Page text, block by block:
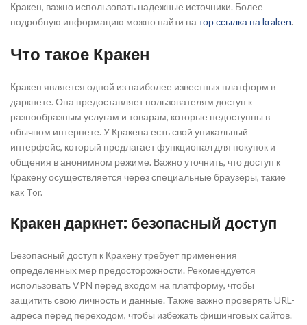
Кракен, важно использовать надежные источники. Более
подробную информацию можно найти на тор ссылка на kraken.
Что такое Кракен
Кракен является одной из наиболее известных платформ в
даркнете. Она предоставляет пользователям доступ к
разнообразным услугам и товарам, которые недоступны в
обычном интернете. У Кракена есть свой уникальный
интерфейс, который предлагает функционал для покупок и
общения в анонимном режиме. Важно уточнить, что доступ к
Кракену осуществляется через специальные браузеры, такие
как Tor.
Кракен даркнет: безопасный доступ
Безопасный доступ к Кракену требует применения
определенных мер предосторожности. Рекомендуется
использовать VPN перед входом на платформу, чтобы
защитить свою личность и данные. Также важно проверять URL-
адреса перед переходом, чтобы избежать фишинговых сайтов.